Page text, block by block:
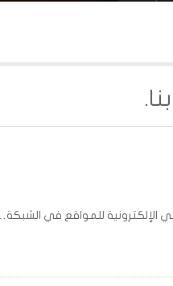
الإلكترونية للمواقع في الشبكة…